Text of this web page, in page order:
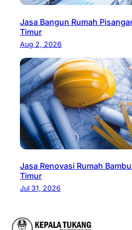
Jasa Bangun Rumah
Timur
Aug 2, 2026
Jasa Renovasi Rumah
Timur
Jul 31, 2026